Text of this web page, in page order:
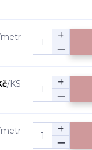
metr
/KS
metr